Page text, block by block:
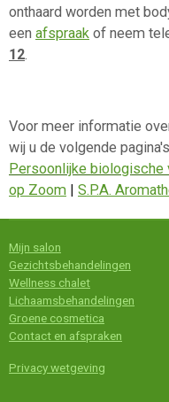
onthaard worden met
een afspraak of neem
12.
Voor meer informatie
wij u de volgende
Persoonlijke biologische
op Zoom | S.P.A.
Mijn salon
Gezichtsbehandelingen
Wellness chalet
Lichaamsbehandelingen
Groene cosmetica
Contact en afspraken
Privacy wetgeving